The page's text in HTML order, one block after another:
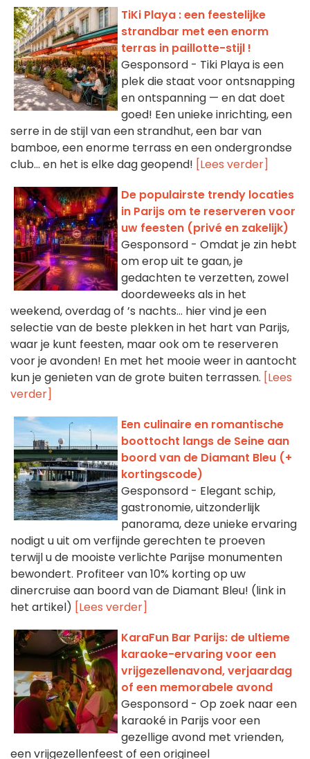
TiKi Playa : een feestelijke
strandbar met een enorm
terras in paillotte-stijl !
Gesponsord - Tiki Playa is een
plek die staat voor ontsnapping
en ontspanning — en dat doet
goed! Een unieke inrichting, een
serre in de stijl van een strandhut, een bar van
bamboe, een enorme terrass en een ondergrondse
club... en het is elke dag geopend! [Lees verder]
De populairste trendy locaties
in Parijs om te reserveren voor
uw feesten (privé en zakelijk)
Gesponsord - Omdat je zin hebt
om erop uit te gaan, je
gedachten te verzetten, zowel
doordeweeks als in het
weekend, overdag of ’s nachts… hier vind je een
selectie van de beste plekken in het hart van Parijs,
waar je kunt feesten, maar ook om te reserveren
voor je avonden! En met het mooie weer in aantocht
kun je genieten van de grote buiten terrassen. [Lees
verder]
Een culinaire en romantische
boottocht langs de Seine aan
boord van de Diamant Bleu (+
kortingscode)
Gesponsord - Elegant schip,
gastronomie, uitzonderlijk
panorama, deze unieke ervaring
nodigt u uit om verfijnde gerechten te proeven
terwijl u de mooiste verlichte Parijse monumenten
bewondert. Profiteer van 10% korting op uw
dinercruise aan boord van de Diamant Bleu! (link in
het artikel) [Lees verder]
KaraFun Bar Parijs: de ultieme
karaoke-ervaring voor een
vrijgezellenavond, verjaardag
of een memorabele avond
Gesponsord - Op zoek naar een
karaoké in Parijs voor een
gezellige avond met vrienden,
een vrijgezellenfeest of een origineel